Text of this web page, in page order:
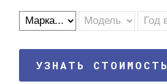
ГАРАНТИЯ
УЗНАТЬ СТОИМОСТЬ